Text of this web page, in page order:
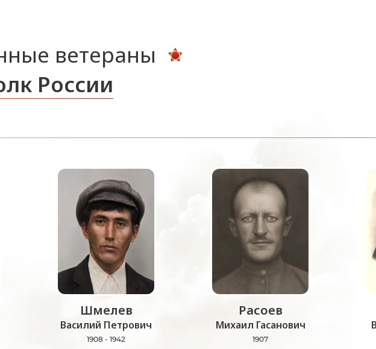
ветераны
России
Шмелев
Василий Петрович
1908 - 1942
Расоев
Михаил Гасанович
1907